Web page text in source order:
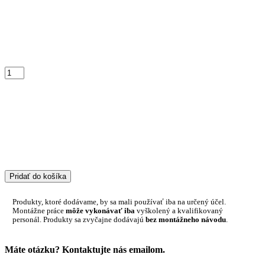
Pridať do košíka
Produkty, ktoré dodávame, by sa mali používať iba na určený účel.
Montážne práce môže vykonávať iba vyškolený a kvalifikovaný
personál. Produkty sa zvyčajne dodávajú bez montážneho návodu
Máte otázku? Kontaktujte nás emailom.